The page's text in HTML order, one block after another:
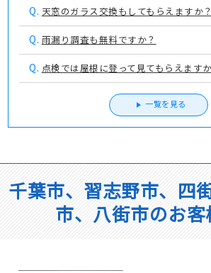
Q. 天窓のガラス交換もしてもらえますか？
Q. 雨漏り調査も無料ですか？
Q. 点検では屋根に登って見てもらえます
一覧を見る
千葉市、習志野市、四
市、八街市のお